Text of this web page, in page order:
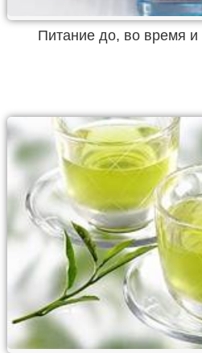
Питание до, во время и